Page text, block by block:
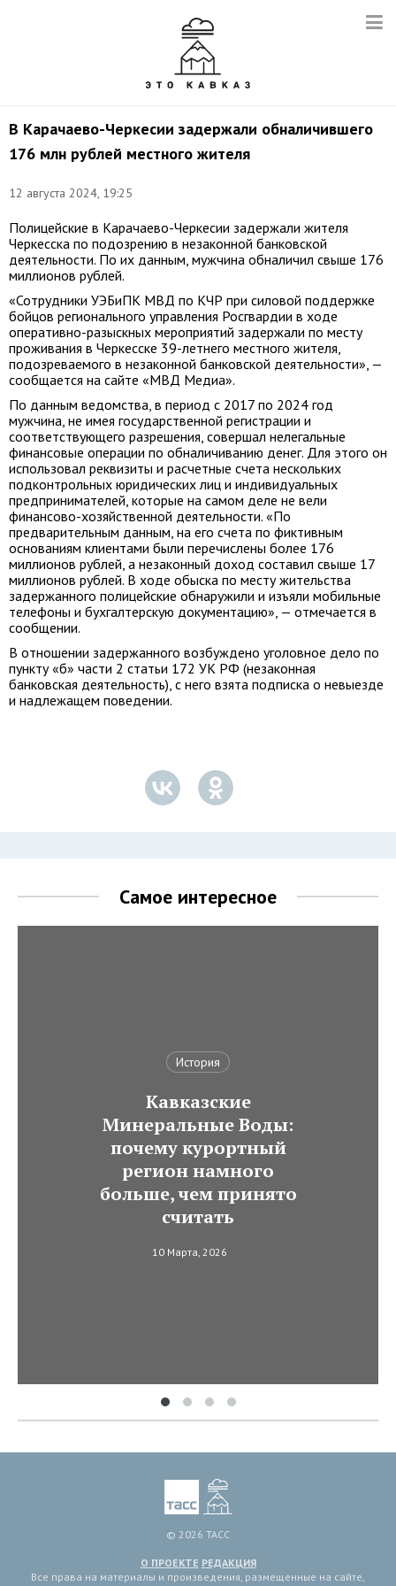
В Карачаево-Черкесии задержали обналичившего
176 млн рублей местного жителя
12 августа 2024, 19:25
Полицейские в Карачаево-Черкесии задержали жителя
Черкесска по подозрению в незаконной банковской
деятельности. По их данным, мужчина обналичил свыше 176
миллионов рублей.
«Сотрудники УЭБиПК МВД по КЧР при силовой поддержке
бойцов регионального управления Росгвардии в ходе
оперативно-разыскных мероприятий задержали по месту
проживания в Черкесске 39-летнего местного жителя,
подозреваемого в незаконной банковской деятельности», —
сообщается на сайте «МВД Медиа».
По данным ведомства, в период с 2017 по 2024 год
мужчина, не имея государственной регистрации и
соответствующего разрешения, совершал нелегальные
финансовые операции по обналичиванию денег. Для этого он
использовал реквизиты и расчетные счета нескольких
подконтрольных юридических лиц и индивидуальных
предпринимателей, которые на самом деле не вели
финансово-хозяйственной деятельности. «По
предварительным данным, на его счета по фиктивным
основаниям клиентами были перечислены более 176
миллионов рублей, а незаконный доход составил свыше 17
миллионов рублей. В ходе обыска по месту жительства
задержанного полицейские обнаружили и изъяли мобильные
телефоны и бухгалтерскую документацию», — отмечается в
сообщении.
В отношении задержанного возбуждено уголовное дело по
пункту «б» части 2 статьи 172 УК РФ (незаконная
банковская деятельность), с него взята подписка о невыезде
и надлежащем поведении.
Самое интересное
История
Кавказские
Минеральные Воды:
почему курортный
регион намного
больше, чем принято
считать
10 Марта, 2026
© 2026 ТАСС
О ПРОЕКТЕ РЕДАКЦИЯ
Все права на материалы и произведения, размещенные на сайте,